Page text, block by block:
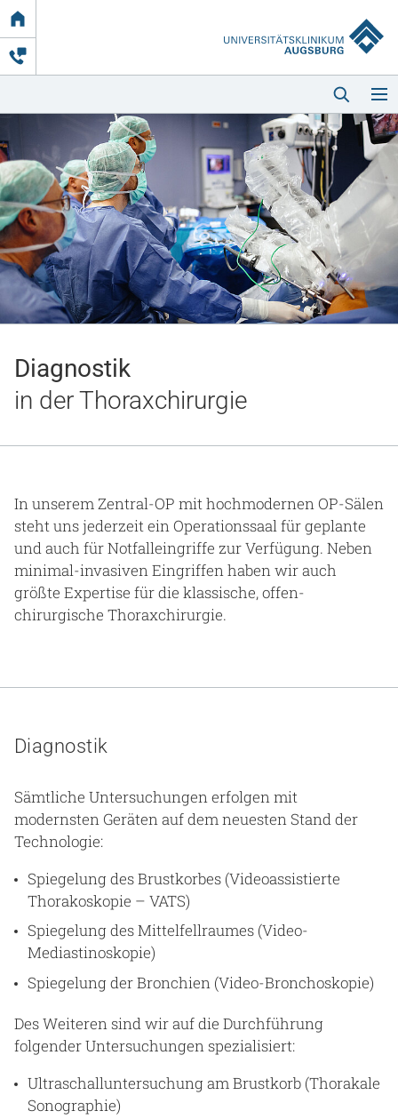
Link
zur
Startseite
Startseite
Kliniken & Einrichtungen
Zuweisende
Beruf & Karriere
Notaufnahme
Diagnostik
in der Thoraxchirurgie
In unserem Zentral-OP mit hochmodernen OP-Sälen
steht uns jederzeit ein Operationssaal für geplante
und auch für Notfalleingriffe zur Verfügung. Neben
minimal-invasiven Eingriffen haben wir auch
größte Expertise für die klassische, offen-
chirurgische Thoraxchirurgie.
Diagnostik
Sämtliche Untersuchungen erfolgen mit
modernsten Geräten auf dem neuesten Stand der
Technologie:
Spiegelung des Brustkorbes (Videoassistierte
Thorakoskopie – VATS)
Spiegelung des Mittelfellraumes (Video-
Mediastinoskopie)
Spiegelung der Bronchien (Video-Bronchoskopie)
Des Weiteren sind wir auf die Durchführung
folgender Untersuchungen spezialisiert:
Ultraschalluntersuchung am Brustkorb (Thorakale
Sonographie)